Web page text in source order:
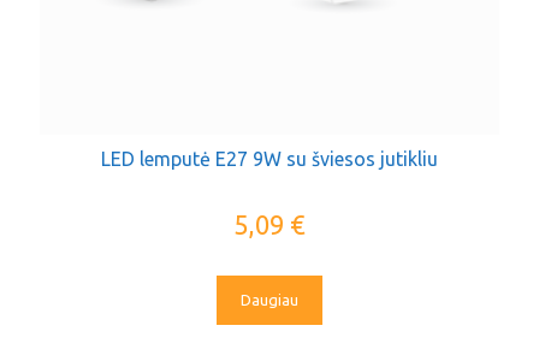
LED lemputė E27 9W su šviesos jutikliu
5,09 €
Daugiau